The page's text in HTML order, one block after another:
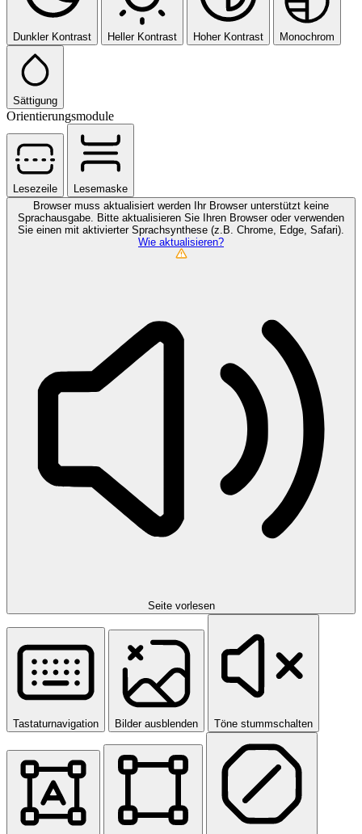
Dunkler Kontrast Heller Kontrast Hoher Kontrast Monochrom
Sättigung
Orientierungsmodule
Lesezeile
Lesemaske
Browser muss aktualisiert werden
Ihr Browser unterstützt keine
Sprachausgabe. Bitte aktualisieren Sie Ihren Browser oder verwenden
Sie einen mit aktivierter Sprachsynthese (z.B. Chrome, Edge, Safari).
Wie aktualisieren?
Seite vorlesen
Tastaturnavigation Bilder ausblenden Töne stummschalten